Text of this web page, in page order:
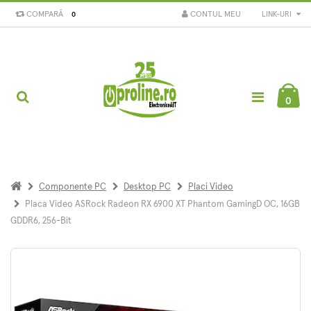
COMPARĂ 0 LINK-URI
CONTUL MEU
0
Componente PC Desktop PC
Placi Video
Placa Video ASRock Radeon RX 6900 XT Phantom GamingD OC, 16GB
GDDR6, 256-Bit